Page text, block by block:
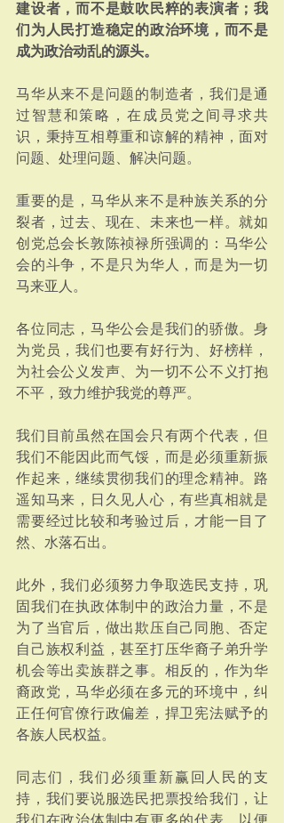
建设者，而不是鼓吹民粹的表演者；我
们为人民打造稳定的政治环境，而不是
成为政治动乱的源头。
马华从来不是问题的制造者，我们是通
过智慧和策略，在成员党之间寻求共
识，秉持互相尊重和谅解的精神，面对
问题、处理问题、解决问题。
重要的是，马华从来不是种族关系的分
裂者，过去、现在、未来也一样。就如
创党总会长敦陈祯禄所强调的：马华公
会的斗争，不是只为华人，而是为一切
马来亚人。
各位同志，马华公会是我们的骄傲。身
为党员，我们也要有好行为、好榜样，
为社会公义发声、为一切不公不义打抱
不平，致力维护我党的尊严。
我们目前虽然在国会只有两个代表，但
我们不能因此而气馁，而是必须重新振
作起来，继续贯彻我们的理念精神。路
遥知马来，日久见人心，有些真相就是
需要经过比较和考验过后，才能一目了
然、水落石出。
此外，我们必须努力争取选民支持，巩
固我们在执政体制中的政治力量，不是
为了当官后，做出欺压自己同胞、否定
自己族权利益，甚至打压华裔子弟升学
机会等出卖族群之事。相反的，作为华
裔政党，马华必须在多元的环境中，纠
正任何官僚行政偏差，捍卫宪法赋予的
各族人民权益。
同志们，我们必须重新赢回人民的支
持，我们要说服选民把票投给我们，让
我们在政治体制中有更多的代表，以便